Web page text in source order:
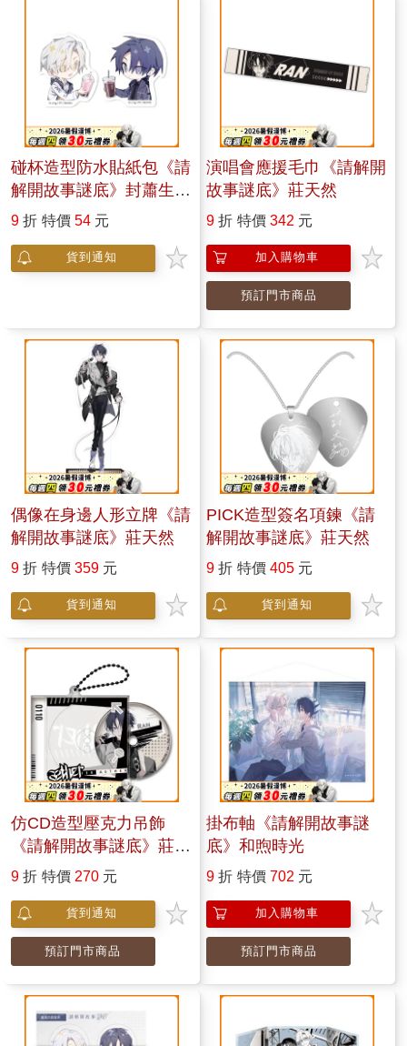
碰杯造型防水貼紙包《請
解開故事謎底》封蕭生&
莊天然
9 折 特價 54 元
貨到通知
演唱會應援毛巾《請解開
故事謎底》莊天然
9 折 特價 342 元
加入購物車
預訂門市商品
偶像在身邊人形立牌《請
解開故事謎底》莊天然
9 折 特價 359 元
貨到通知
PICK造型簽名項鍊《請
解開故事謎底》莊天然
9 折 特價 405 元
貨到通知
仿CD造型壓克力吊飾
《請解開故事謎底》莊天
然
9 折 特價 270 元
貨到通知
預訂門市商品
掛布軸《請解開故事謎
底》和煦時光
9 折 特價 702 元
加入購物車
預訂門市商品